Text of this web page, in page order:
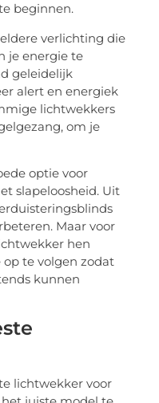
beginnen.
verlichting die
je energie te
geleidelijk
alert en energiek
lichtwekkers
om je
optie voor
slapeloosheid. Uit
Maar voor
hen
te volgen zodat
kunnen
lichtwekker voor